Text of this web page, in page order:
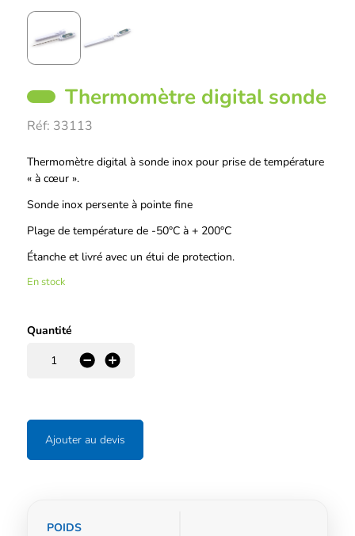
Thermomètre digital sonde
Réf: 33113
Description
Thermomètre digital à sonde inox pour prise de température
« à cœur ».
Sonde inox persente à pointe fine
Plage de température de -50°C à + 200°C
Étanche et livré avec un étui de protection.
En stock
Quantité
+
-
Ajouter au devis
Informations
POIDS